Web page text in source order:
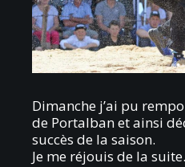
Dimanche j’ai pu
de Portalban et ainsi
succès de la saison.
Je me réjouis de la suite.